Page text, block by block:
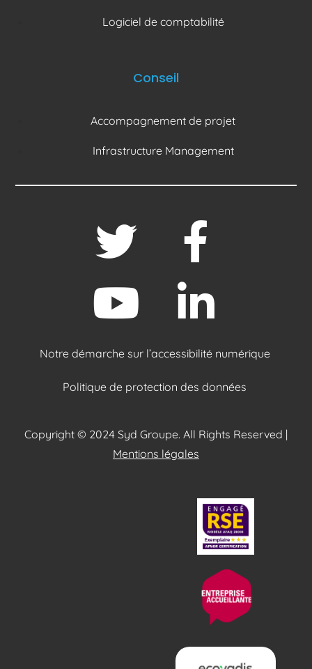
Logiciel de comptabilité
Conseil
Accompagnement de projet
Infrastructure Management
Notre démarche sur l’accessibilité numérique
Politique de protection des données
Copyright © 2024 Syd Groupe. All Rights Reserved |
Mentions légales